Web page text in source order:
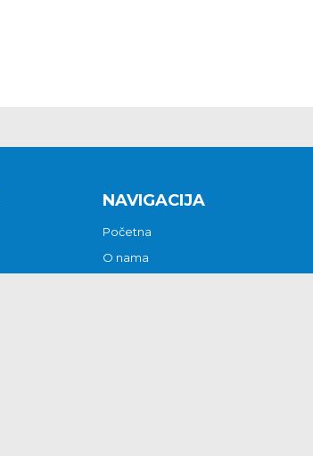
NAVIGACIJA
Početna
O nama